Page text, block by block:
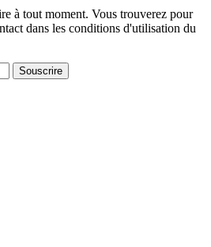
à tout moment. Vous trouverez pour
dans les conditions d'utilisation du
Souscrire